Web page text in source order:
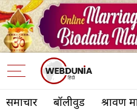
समाचार बॉलीवुड श्रावण